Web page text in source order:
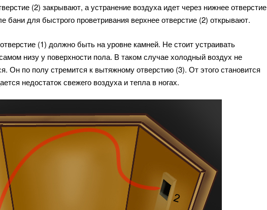
(2) закрывают, а устранение воздуха идет через нижнее отверстие
бани для быстрого проветривания верхнее отверстие (2) открывают.
(1) должно быть на уровне камней. Не стоит устраивать
низу у поверхности пола. В таком случае холодный воздух не
Он по полу стремится к вытяжному отверстию (3). От этого становится
недостаток свежего воздуха и тепла в ногах.